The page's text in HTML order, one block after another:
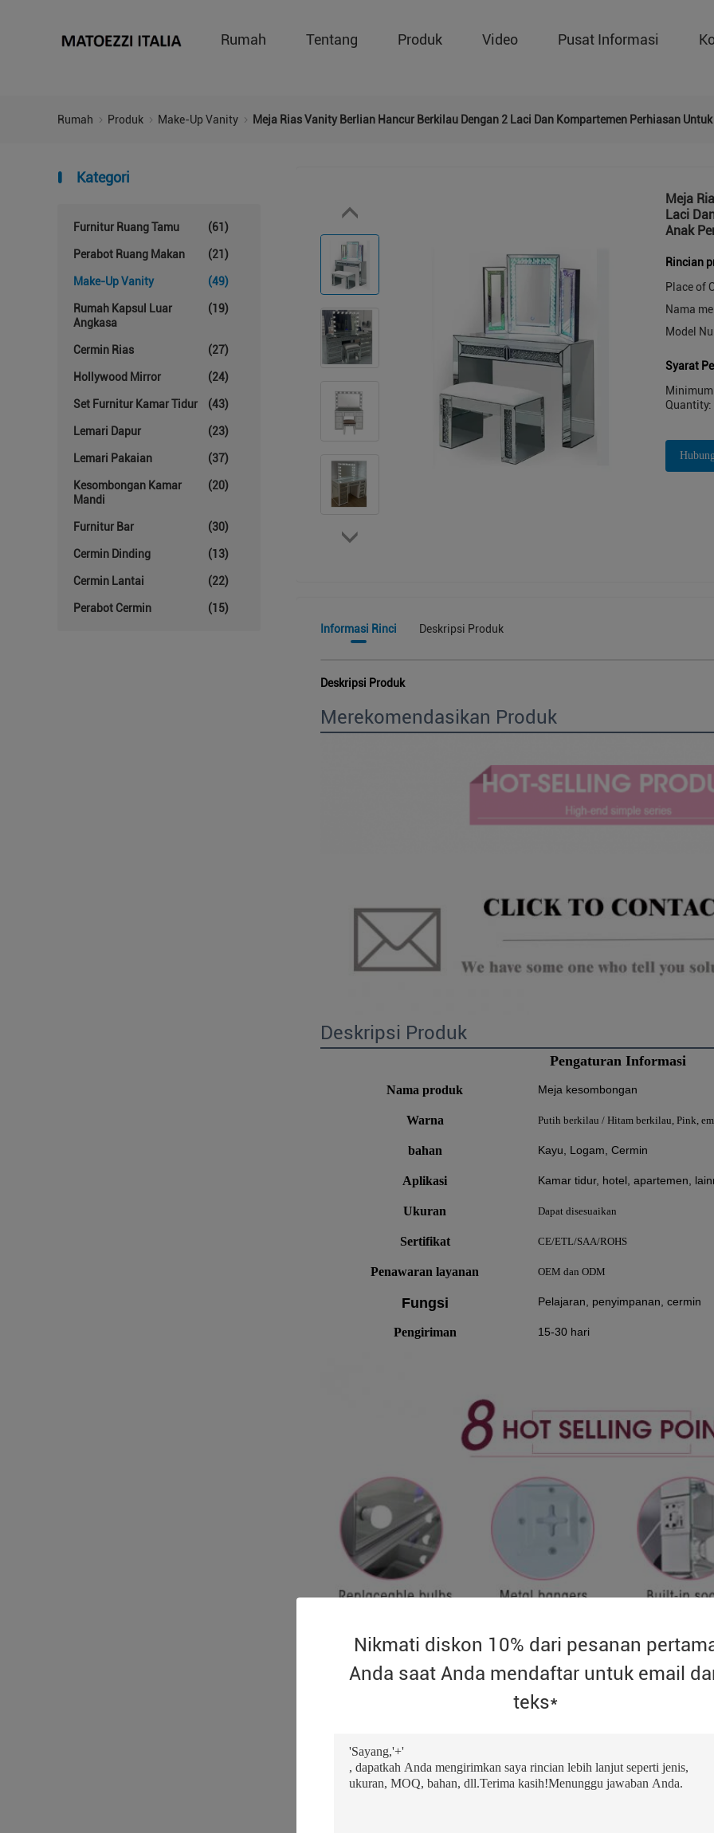
Rumah Tentang Produk Video Pusat Informasi
Rumah Produk Make-Up Vanity Meja Rias Vanity Berlian Hancur Berkilau Dengan 2 Laci Dan Kompartemen Perhiasan
Kategori
Furnitur Ruang Tamu (61)
Perabot Ruang Makan (21)
Make-Up Vanity (49)
Rumah Kapsul Luar
Angkasa
(19)
Cermin Rias (27)
Hollywood Mirror (24)
Set Furnitur Kamar Tidur (43)
Lemari Dapur (23)
Lemari Pakaian (37)
Kesombongan Kamar
Mandi
(20)
Furnitur Bar (30)
Cermin Dinding (13)
Cermin Lantai (22)
Perabot Cermin (15)
Meja
Laci
Anak
Rincian
Place of
Nama
Model
Syarat
Quantity:
Informasi Rinci Deskripsi Produk
Deskripsi Produk
Merekomendasikan Produk
Deskripsi Produk
Pengaturan Informasi
Nama produk Meja kesombongan
Warna Putih berkilau / Hitam berkilau, Pink,
bahan Kayu, Logam, Cermin
Aplikasi Kamar tidur, hotel, apartemen,
Ukuran Dapat disesuaikan
Sertifikat CE/ETL/SAA/ROHS
Penawaran layanan OEM dan ODM
Fungsi Pelajaran, penyimpanan, cermin
Pengiriman 15-30 hari
Nikmati diskon 10% dari pesanan
Anda saat Anda mendaftar untuk email
teks*